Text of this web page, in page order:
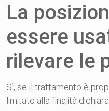
La
essere
rilevare le
Sì, se il trattamento è
limitato alla finalità